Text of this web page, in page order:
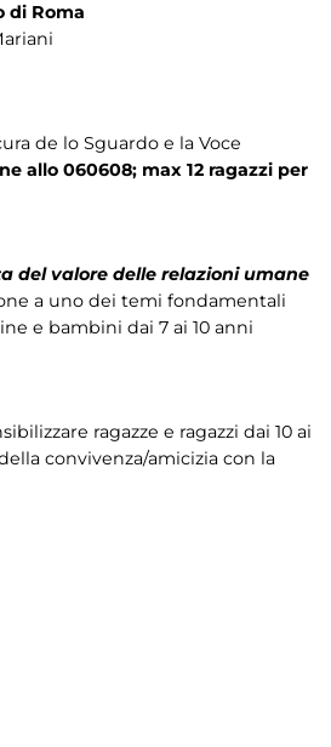
di Roma
de lo Sguardo e la Voce
allo 060608; max 12 ragazzi per
del valore delle relazioni umane
a uno dei temi fondamentali
e bambini dai 7 ai 10 anni
ragazze e ragazzi dai 10 ai
convivenza/amicizia con la